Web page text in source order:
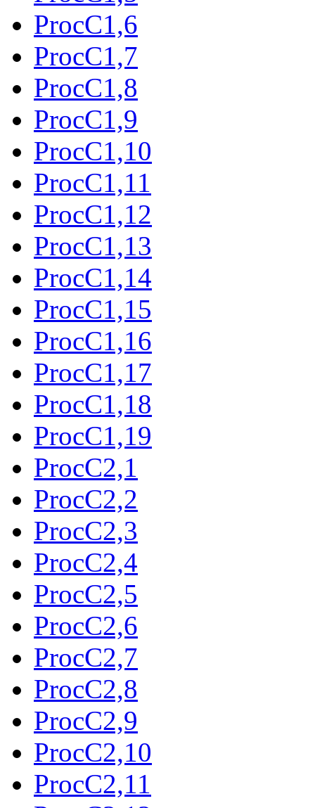
ProcC1,6
ProcC1,7
ProcC1,8
ProcC1,9
ProcC1,10
ProcC1,11
ProcC1,12
ProcC1,13
ProcC1,14
ProcC1,15
ProcC1,16
ProcC1,17
ProcC1,18
ProcC1,19
ProcC2,1
ProcC2,2
ProcC2,3
ProcC2,4
ProcC2,5
ProcC2,6
ProcC2,7
ProcC2,8
ProcC2,9
ProcC2,10
ProcC2,11